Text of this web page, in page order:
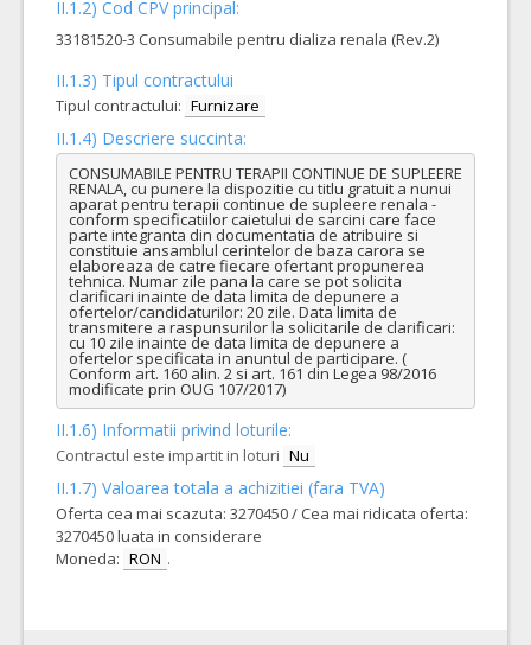
II.1.2) Cod CPV principal:
33181520-3 Consumabile pentru dializa renala (Rev.2)
II.1.3) Tipul contractului
Tipul contractului: Furnizare
II.1.4) Descriere succinta:
CONSUMABILE PENTRU TERAPII CONTINUE DE SUPLEERE
RENALA, cu punere la dispozitie cu titlu gratuit a nunui
aparat pentru terapii continue de supleere renala -
conform specificatiilor caietului de sarcini care face
parte integranta din documentatia de atribuire si
constituie ansamblul cerintelor de baza carora se
elaboreaza de catre fiecare ofertant propunerea
tehnica. Numar zile pana la care se pot solicita
clarificari inainte de data limita de depunere a
ofertelor/candidaturilor: 20 zile. Data limita de
transmitere a raspunsurilor la solicitarile de clarificari:
cu 10 zile inainte de data limita de depunere a
ofertelor specificata in anuntul de participare. (
Conform art. 160 alin. 2 si art. 161 din Legea 98/2016
modificate prin OUG 107/2017)
II.1.6) Informatii privind loturile:
Contractul este impartit in loturi Nu
II.1.7) Valoarea totala a achizitiei (fara TVA)
Oferta cea mai scazuta: 3270450 / Cea mai ridicata oferta:
3270450 luata in considerare
Moneda: RON .